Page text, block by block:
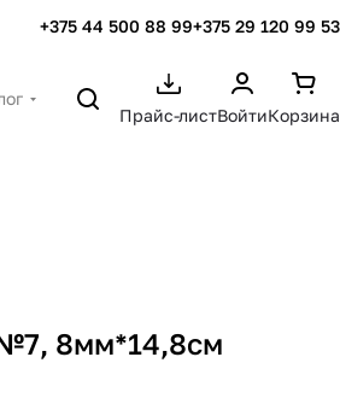
+375 44 500 88 99+375 29 120 99 53
Прайс-листВойтиКорзина
8мм*14,8см